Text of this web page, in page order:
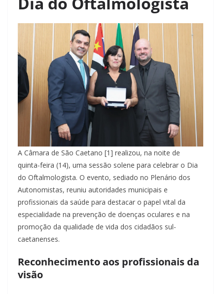
A Câmara de São Caetano [1] realizou, na noite de
quinta-feira (14), uma sessão solene para celebrar o Dia
do Oftalmologista. O evento, sediado no Plenário dos
Autonomistas, reuniu autoridades municipais e
profissionais da saúde para destacar o papel vital da
especialidade na prevenção de doenças oculares e na
promoção da qualidade de vida dos cidadãos sul-
caetanenses.
Reconhecimento aos profissionais da
visão